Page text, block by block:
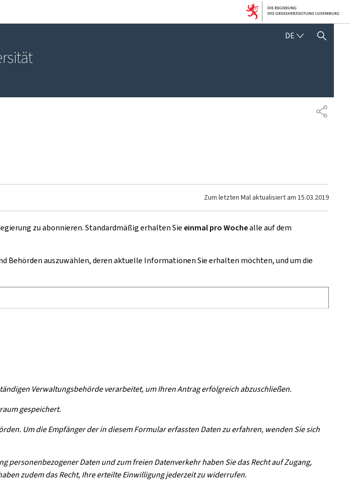
DE DEUTSCH
SUCHFLED ANZEIGEN /
TEILEN
Zum letzten Mal aktualisiert am 15.03.2019
zu abonnieren. Standardmäßig erhalten Sie einmal pro Wochealle auf dem
Behörden auszuwählen, deren aktuelle Informationen Sie erhalten möchten, und um die
Verwaltungsbehörde verarbeitet, um Ihren Antrag erfolgreich abzuschließen.
gespeichert.
Um die Empfänger der in diesem Formular erfassten Daten zu erfahren, wenden Sie sich
personenbezogener Daten und zum freien Datenverkehr haben Sie das Recht auf Zugang,
zudem das Recht, Ihre erteilte Einwilligung jederzeit zu widerrufen.